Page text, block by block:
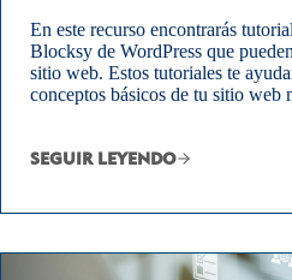
En este recurso encontrarás
Blocksy de WordPress que
sitio web. Estos tutoriales te
conceptos básicos de tu sitio
SEGUIR LEYENDO